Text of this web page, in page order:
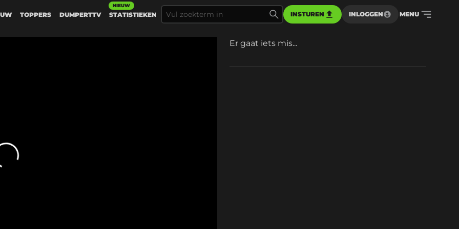
TOPPERS DUMPERTTV STATISTIEKEN
NIEUW
INSTUREN INLOGGEN MENU
Er gaat iets mis...